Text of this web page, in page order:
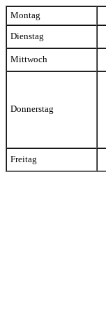
Montag
Dienstag
Mittwoch
Donnerstag
Freitag